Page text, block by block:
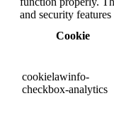
and security
Cookie
cookielawinfo-
checkbox-analytics